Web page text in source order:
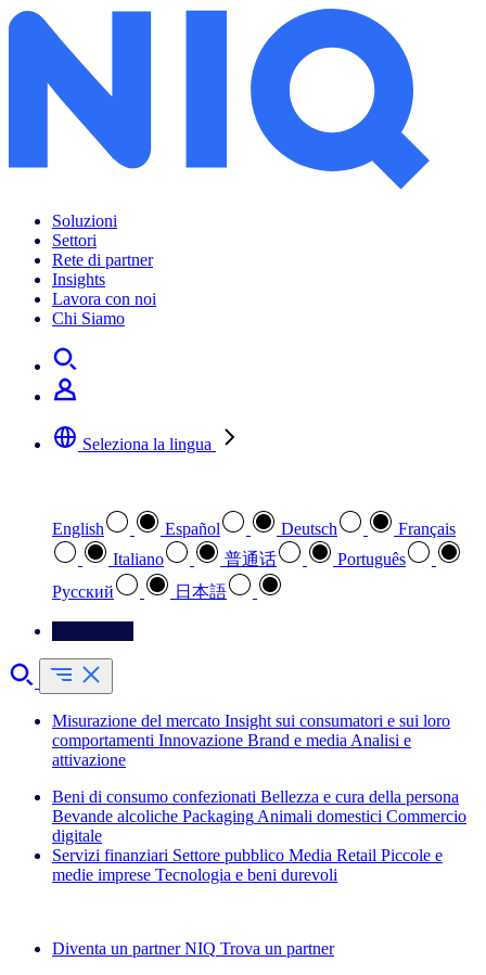
Soluzioni
Settori
Rete di partner
Insights
Lavora con noi
Chi Siamo
Seleziona la lingua
English Español Deutsch
Français
Italiano
普通话
Português
Pусский
日本語
Misurazione del mercato Insight sui consumatori e sui loro
comportamenti Innovazione Brand e media Analisi e
attivazione
Beni di consumo confezionati Bellezza e cura della persona
Bevande alcoliche Packaging Animali domestici Commercio
digitale
Servizi finanziari Settore pubblico Media Retail Piccole e
medie imprese Tecnologia e beni durevoli
Diventa un partner NIQ Trova un partner